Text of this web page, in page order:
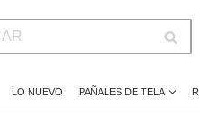
LO NUEVO PAÑALES DE TELA